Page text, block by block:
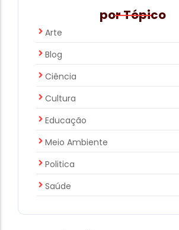
Evolução sobre a atuação
9 de September de 2025
por Tópico
Arte
Blog
Ciência
Cultura
Educação
Meio Ambiente
Politica
Saúde